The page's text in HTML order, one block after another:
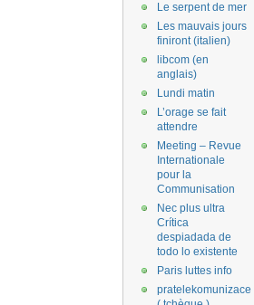
Le serpent de mer
Les mauvais jours
finiront (italien)
libcom (en
anglais)
Lundi matin
L’orage se fait
attendre
Meeting – Revue
Internationale
pour la
Communisation
Nec plus ultra
Crítica
despiadada de
todo lo existente
Paris luttes info
pratelekomunizace